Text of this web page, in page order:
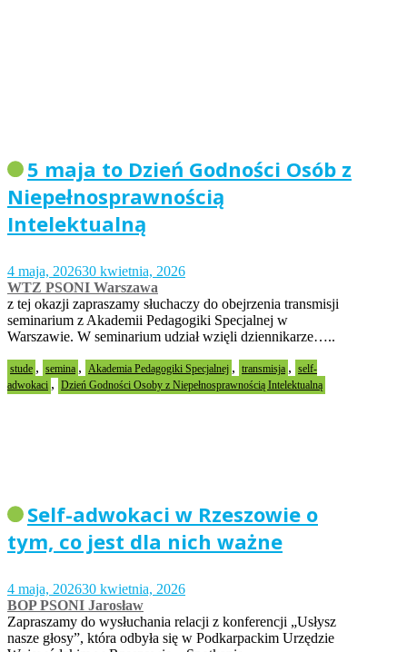
5 maja to Dzień Godności Osób z
Niepełnosprawnością
Intelektualną
4 maja, 202630 kwietnia, 2026
WTZ PSONI Warszawa
z tej okazji zapraszamy słuchaczy do obejrzenia transmisji
seminarium z Akademii Pedagogiki Specjalnej w
Warszawie. W seminarium udział wzięli dziennikarze…..
stude , semina , Akademia Pedagogiki Specjalnej , transmisja , self-
adwokaci , Dzień Godności Osoby z Niepełnosprawnością Intelektualną
Self-adwokaci w Rzeszowie o
tym, co jest dla nich ważne
4 maja, 202630 kwietnia, 2026
BOP PSONI Jarosław
Zapraszamy do wysłuchania relacji z konferencji „Usłysz
nasze głosy”, która odbyła się w Podkarpackim Urzędzie